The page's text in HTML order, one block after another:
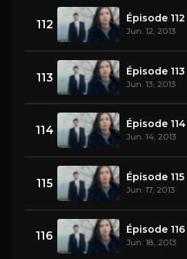
112 Épisode 112
Jun. 12, 2013
113 Épisode 113
Jun. 13, 2013
114 Épisode 114
Jun. 14, 2013
115 Épisode 115
Jun. 17, 2013
116 Épisode 116
Jun. 18, 2013